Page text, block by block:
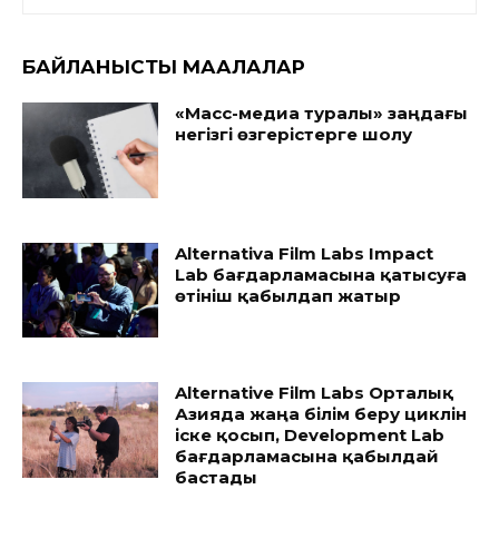
БАЙЛАНЫСТЫ МАҚАЛАЛАР
«Масс-медиа туралы» заңдағы
негізгі өзгерістерге шолу
Alternativa Film Labs Impact
Lab бағдарламасына қатысуға
өтініш қабылдап жатыр
Alternative Film Labs Орталық
Азияда жаңа білім беру циклін
іске қосып, Development Lab
бағдарламасына қабылдай
бастады